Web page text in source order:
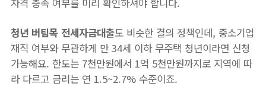
자격 충족 여부를 미리 확인하셔야 합니다.
청년 버팀목 전세자금대출도 비슷한 결의 정책인데, 중소기업
재직 여부와 무관하게 만 34세 이하 무주택 청년이라면 신청
가능해요. 한도는 7천만원에서 1억 5천만원까지로 지역에 따
라 다르고 금리는 연 1.5~2.7% 수준이죠.